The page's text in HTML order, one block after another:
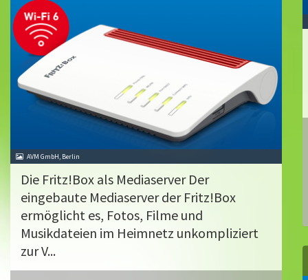
AVM GmbH, Berlin
Die Fritz!Box als Mediaserver Der
eingebaute Mediaserver der Fritz!Box
ermöglicht es, Fotos, Filme und
Musikdateien im Heimnetz unkompliziert
zur V...